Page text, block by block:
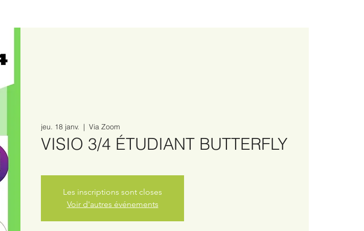
jeu. 18 janv.
  |
Via Zoom
VISIO 3/4 ÉTUDIANT BUTTERFLY
Les inscriptions sont closes
Voir d'autres événements